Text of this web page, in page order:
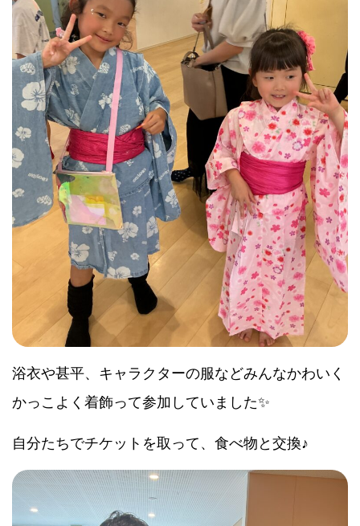
浴衣や甚平、キャラクターの服などみんなかわいく
かっこよく着飾って参加していました✨️
自分たちでチケットを取って、食べ物と交換♪